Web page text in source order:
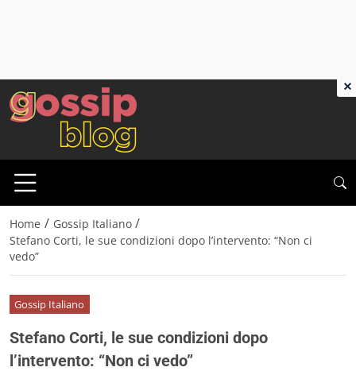
Home / Gossip Italiano /
Stefano Corti, le sue condizioni dopo l’intervento: “Non ci
vedo”
Gossip Italiano
Stefano Corti, le sue condizioni dopo
l’intervento: “Non ci vedo”
×